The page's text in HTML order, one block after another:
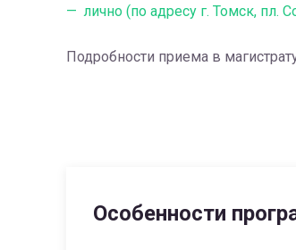
лично (по адресу г. Томск, пл.
Подробности приема в
Особенности